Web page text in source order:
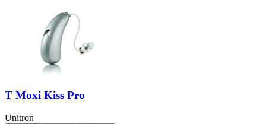
T Moxi Kiss Pro
Unitron